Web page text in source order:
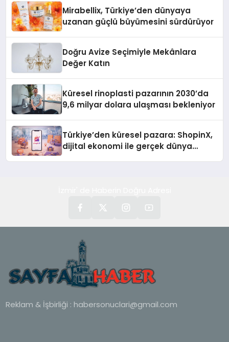
Mirabellix, Türkiye’den dünyaya
uzanan güçlü büyümesini sürdürüyor
Doğru Avize Seçimiyle Mekânlara
Değer Katın
Küresel rinoplasti pazarının 2030’da
9,6 milyar dolara ulaşması bekleniyor
Türkiye’den küresel pazara: ShopinX,
dijital ekonomi ile gerçek dünya
Reklam & İşbirliği : habersonuclari@gmail.com